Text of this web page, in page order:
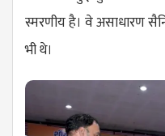
स्मरणीय है। वे असाधारण
भी थे।